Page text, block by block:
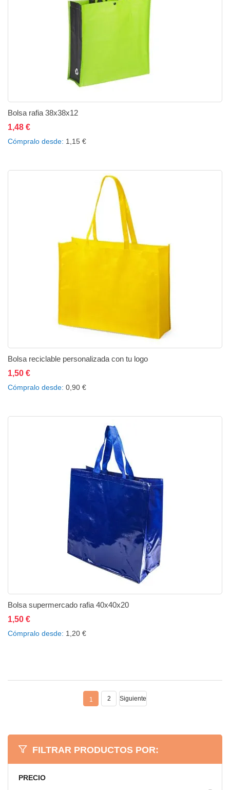
Bolsa rafia 38x38x12
1,48 €
Cómpralo desde 1,15 €
Bolsa reciclable personalizada con tu logo
1,50 €
Cómpralo desde 0,90 €
No está disponible
Bolsa supermercado rafia 40x40x20
1,50 €
Cómpralo desde 1,20 €
1 2 Siguiente
FILTRAR PRODUCTOS POR:
PRECIO